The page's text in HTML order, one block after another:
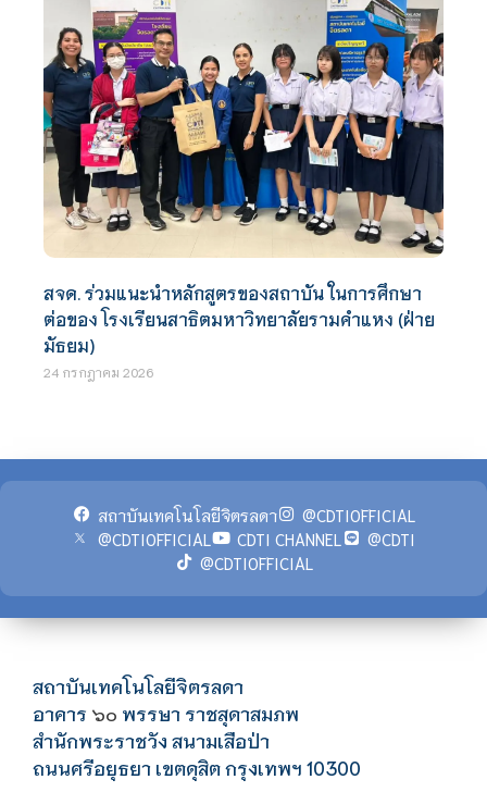
สจด. ร่วมแนะนำหลักสูตรของสถาบัน ในการศึกษา
ต่อของ โรงเรียนสาธิตมหาวิทยาลัยรามคำแหง (ฝ่าย
มัธยม)
24 กรกฎาคม 2026
สถาบันเทคโนโลยีจิตรลดา
@CDTIOFFICIAL
@CDTIOFFICIAL
CDTI CHANNEL
@CDTI
@CDTIOFFICIAL
สถาบันเทคโนโลยีจิตรลดา
อาคาร ๖๐ พรรษา ราชสุดาสมภพ
สำนักพระราชวัง สนามเสือป่า
ถนนศรีอยุธยา เขตดุสิต กรุงเทพฯ 10300